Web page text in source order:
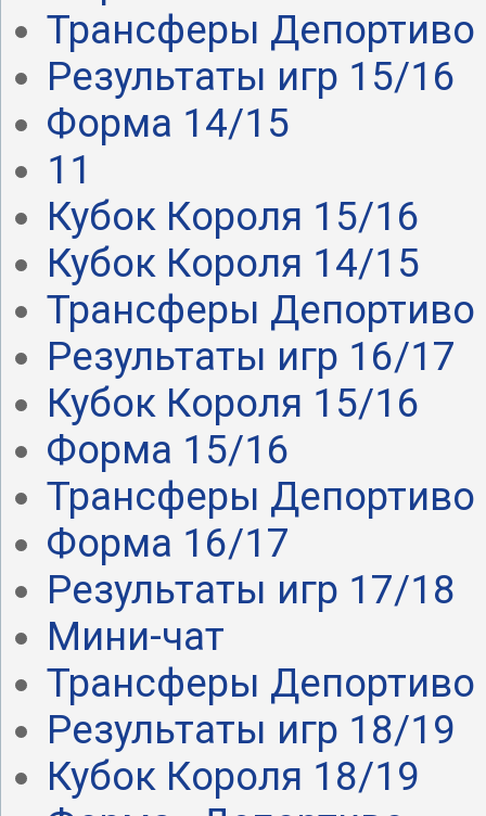
Трансферы Депортиво
Результаты игр 15/16
Форма 14/15
11
Кубок Короля 15/16
Кубок Короля 14/15
Трансферы Депортиво
Результаты игр 16/17
Кубок Короля 15/16
Форма 15/16
Трансферы Депортиво
Форма 16/17
Результаты игр 17/18
Мини-чат
Трансферы Депортиво
Результаты игр 18/19
Кубок Короля 18/19